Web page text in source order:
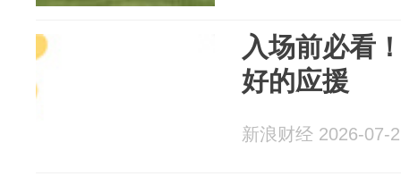
入场前必看
好的应援
新浪财经 2026-07-